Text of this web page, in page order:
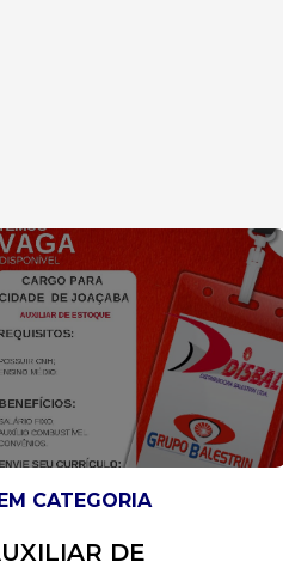
CATEGORIA
de Cozinha